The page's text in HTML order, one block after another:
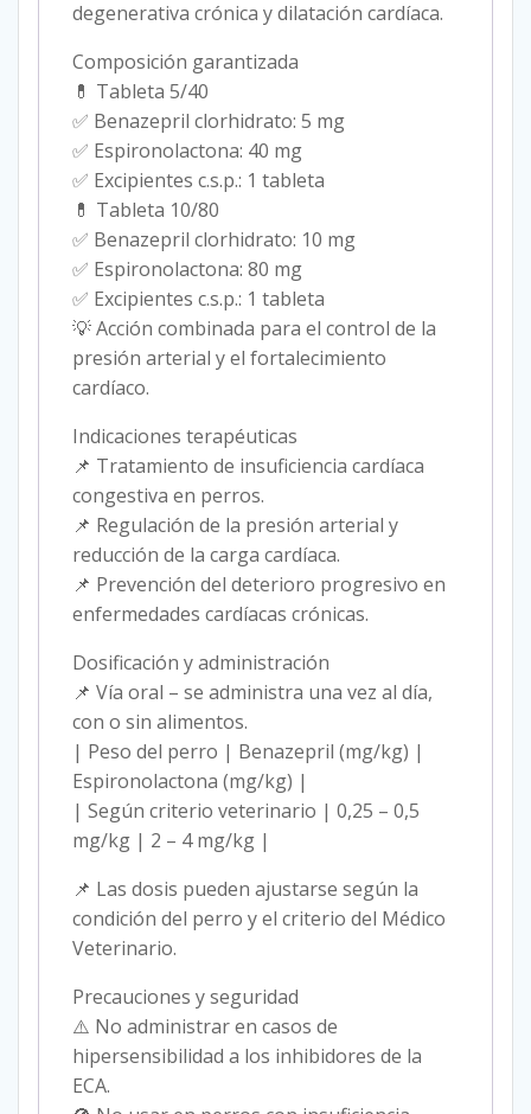
degenerativa crónica y dilatación cardíaca.
Composición garantizada
💊 Tableta 5/40
✅ Benazepril clorhidrato: 5 mg
✅ Espironolactona: 40 mg
✅ Excipientes c.s.p.: 1 tableta
💊 Tableta 10/80
✅ Benazepril clorhidrato: 10 mg
✅ Espironolactona: 80 mg
✅ Excipientes c.s.p.: 1 tableta
💡 Acción combinada para el control de la
presión arterial y el fortalecimiento
cardíaco.
Indicaciones terapéuticas
📌 Tratamiento de insuficiencia cardíaca
congestiva en perros.
📌 Regulación de la presión arterial y
reducción de la carga cardíaca.
📌 Prevención del deterioro progresivo en
enfermedades cardíacas crónicas.
Dosificación y administración
📌 Vía oral – se administra una vez al día,
con o sin alimentos.
| Peso del perro | Benazepril (mg/kg) |
Espironolactona (mg/kg) |
| Según criterio veterinario | 0,25 – 0,5
mg/kg | 2 – 4 mg/kg |
📌 Las dosis pueden ajustarse según la
condición del perro y el criterio del Médico
Veterinario.
Precauciones y seguridad
⚠️ No administrar en casos de
hipersensibilidad a los inhibidores de la
ECA.